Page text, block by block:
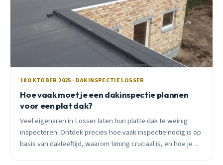
18 OKTOBER 2025 · DAKINSPECTIE LOSSER
Hoe vaak moet je een dakinspectie plannen
voor een plat dak?
Veel eigenaren in Losser laten hun platte dak te weinig
inspecteren. Ontdek precies hoe vaak inspectie nodig is op
basis van dakleeftijd, waarom timing cruciaal is, en hoe je